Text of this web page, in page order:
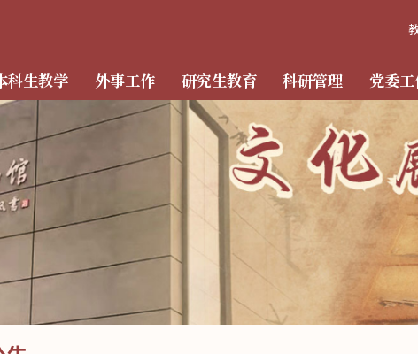
科生教学 外事工作 研究生教育 科研管理 党委